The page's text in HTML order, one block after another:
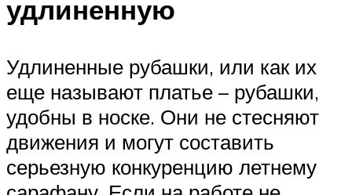
удлиненную
Удлиненные рубашки, или как их
еще называют платье – рубашки,
удобны в носке. Они не стесняют
движения и могут составить
серьезную конкуренцию летнему